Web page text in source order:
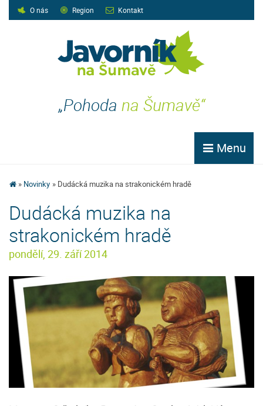
O nás Region Kontakt
„Pohoda na Šumavě“
Menu
Novinky Dudácká muzika na strakonickém hradě
Dudácká muzika na
strakonickém hradě
pondělí, 29. září 2014